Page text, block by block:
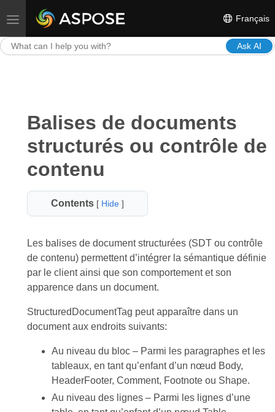
Toggle navigation Français
Ask AI
Balises de documents
structurés ou contrôle de
contenu
Contents [ Hide]
Les balises de document structurées (SDT ou contrôle
de contenu) permettent d’intégrer la sémantique définie
par le client ainsi que son comportement et son
apparence dans un document.
StructuredDocumentTag peut apparaître dans un
document aux endroits suivants:
Au niveau du bloc – Parmi les paragraphes et les
tableaux, en tant qu’enfant d’un nœud Body,
HeaderFooter, Comment, Footnote ou Shape.
Au niveau des lignes – Parmi les lignes d’une